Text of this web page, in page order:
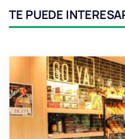
TE PUEDE